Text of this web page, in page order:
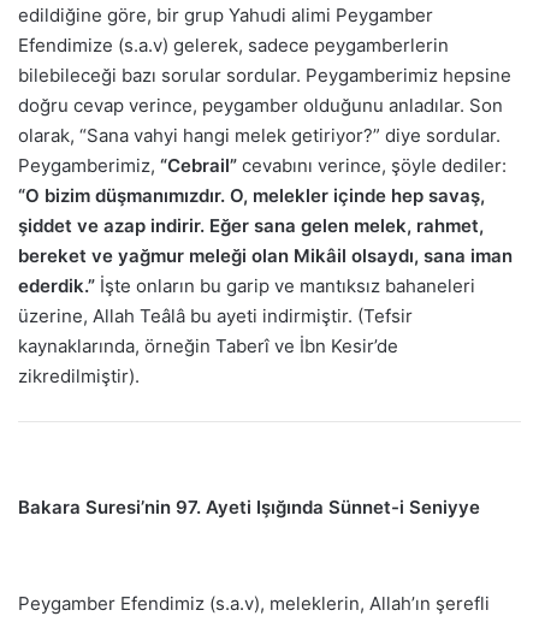
edildiğine göre, bir grup Yahudi alimi Peygamber
Efendimize (s.a.v) gelerek, sadece peygamberlerin
bilebileceği bazı sorular sordular. Peygamberimiz hepsine
doğru cevap verince, peygamber olduğunu anladılar. Son
olarak, “Sana vahyi hangi melek getiriyor?” diye sordular.
Peygamberimiz, “Cebrail” cevabını verince, şöyle dediler:
“O bizim düşmanımızdır. O, melekler içinde hep savaş,
şiddet ve azap indirir. Eğer sana gelen melek, rahmet,
bereket ve yağmur meleği olan Mikâil olsaydı, sana iman
ederdik.” İşte onların bu garip ve mantıksız bahaneleri
üzerine, Allah Teâlâ bu ayeti indirmiştir. (Tefsir
kaynaklarında, örneğin Taberî ve İbn Kesir’de
zikredilmiştir).
Bakara Suresi’nin 97. Ayeti Işığında Sünnet-i Seniyye
Peygamber Efendimiz (s.a.v), meleklerin, Allah’ın şerefli